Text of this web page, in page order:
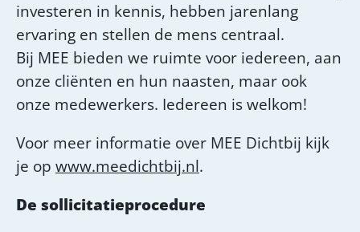
investeren in kennis, hebben jarenlang
ervaring en stellen de mens centraal.
Bij MEE bieden we ruimte voor iedereen, aan
onze cliënten en hun naasten, maar ook
onze medewerkers. Iedereen is welkom!
Voor meer informatie over MEE Dichtbij kijk
je op www.meedichtbij.nl.
De sollicitatieprocedure